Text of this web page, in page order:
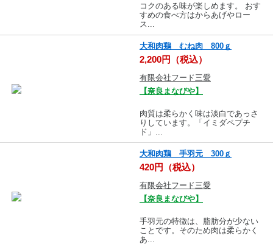
コクのある味が楽しめます。 おす
すめの食べ方はからあげやロー
ス...
大和肉鶏 むね肉 800ｇ
2,200円（税込）
有限会社フード三愛
【奈良まなびや】
肉質は柔らかく味は淡白であっさ
りしています。「イミダペプチ
ド」...
大和肉鶏 手羽元 300ｇ
420円（税込）
有限会社フード三愛
【奈良まなびや】
手羽元の特徴は、脂肪分が少ない
ことです。そのため肉は柔らかく
あ...